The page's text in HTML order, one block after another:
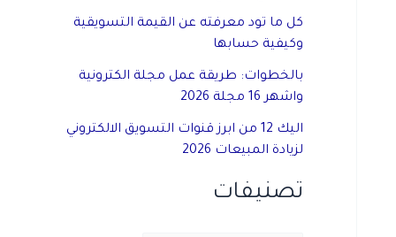
كل ما تود معرفته عن القيمة التسويقية
وكيفية حسابها
بالخطوات: طريقة عمل مجلة الكترونية
واشهر 16 مجلة 2026
اليك 12 من ابرز قنوات التسويق الالكتروني
لزيادة المبيعات 2026
تصنيفات